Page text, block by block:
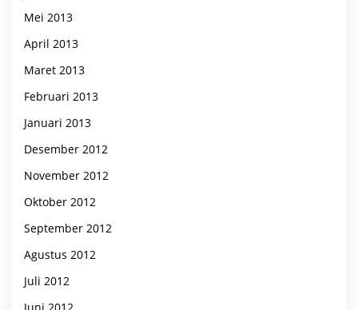
Mei 2013
April 2013
Maret 2013
Februari 2013
Januari 2013
Desember 2012
November 2012
Oktober 2012
September 2012
Agustus 2012
Juli 2012